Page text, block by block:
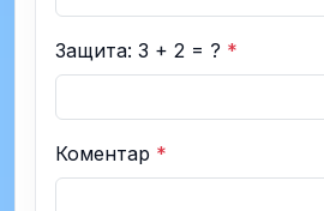
Защита: 3 + 2 = ? *
Коментар *